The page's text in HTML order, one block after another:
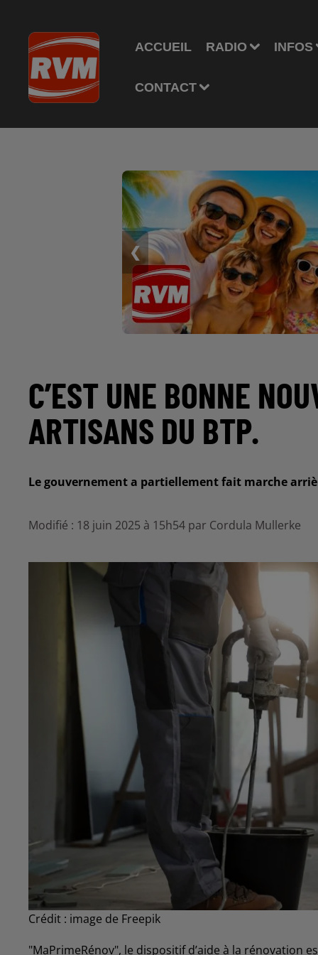
ACCUEIL RADIO INFOS
CONTACT
❮
C’EST UNE BONNE
ARTISANS DU BTP.
Le gouvernement a partiellement fait marche
Modifié : 18 juin 2025 à 15h54 par Cordula Mullerke
Crédit : image de Freepik
"MaPrimeRénov", le dispositif d’aide à la rénovation